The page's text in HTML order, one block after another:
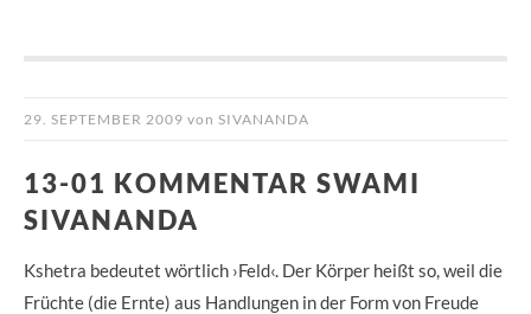
29. SEPTEMBER 2009 von SIVANANDA
13-01 KOMMENTAR SWAMI
SIVANANDA
Kshetra bedeutet wörtlich ›Feld‹. Der Körper heißt so, weil die
Früchte (die Ernte) aus Handlungen in der Form von Freude